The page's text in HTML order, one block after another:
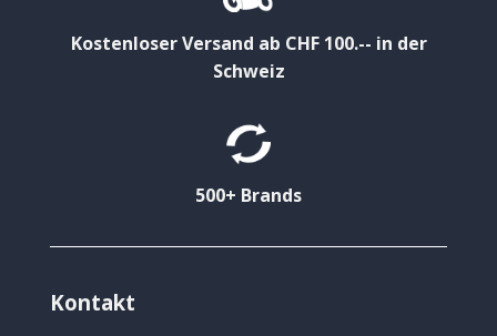
Kostenloser Versand ab CHF 100.-- in der
Schweiz
500+ Brands
Kontakt